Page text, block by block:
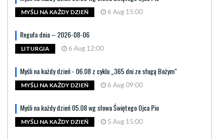
MYŚLI NA KAŻDY DZIEŃ 6 Aug 15:00
Reguła dnia – 2026-08-06
LITURGIA 6 Aug 12:00
Myśli na każdy dzień - 06.08 z cyklu „365 dni ze sługą Bożym"
MYŚLI NA KAŻDY DZIEŃ 6 Aug 09:00
Myśli na każdy dzień 05.08 wg słowa Świętego Ojca Pio
MYŚLI NA KAŻDY DZIEŃ 5 Aug 15:00